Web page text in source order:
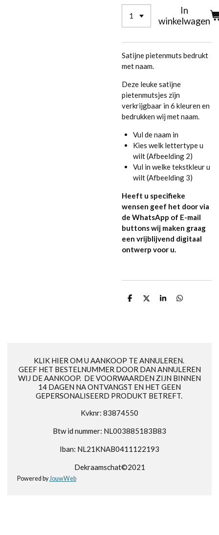
In
winkelwagen
Satijne pietenmuts bedrukt
met naam.
Deze leuke satijne
pietenmutsjes zijn
verkrijgbaar in 6 kleuren en
bedrukken wij met naam.
Vul de naam in
Kies welk lettertype u
wilt (Afbeelding 2)
Vul in welke tekstkleur u
wilt (Afbeelding 3)
Heeft u specifieke
wensen geef het door via
de WhatsApp of E-mail
buttons wij maken graag
een vrijblijvend digitaal
ontwerp voor u.
D
D
S
D
KLIK HIER OM U AANKOOP TE ANNULEREN.
GEEF HET BESTELNUMMER DOOR DAN ANNULEREN
WIJ DE AANKOOP. DE VOORWAARDEN ZIJN BINNEN
14 DAGEN NA ONTVANGST EN HET GEEN
GEPERSONALISEERD PRODUKT BETREFT.
Kvknr: 83874550
Btw id nummer: NL003885183B83
Iban: NL21KNAB0411122193
Dekraamschat©2021
Powered byJouwWeb